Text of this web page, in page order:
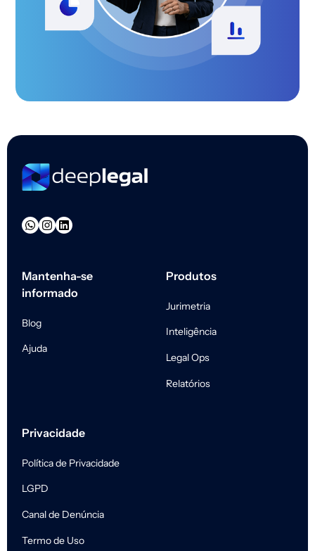
Mantenha-se
informado
Blog
Ajuda
Produtos
Jurimetria
Inteligência
Legal Ops
Relatórios
Privacidade
Política de Privacidade
LGPD
Canal de Denúncia
Termo de Uso